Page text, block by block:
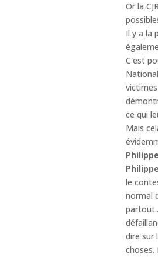
Or la
Il y a la
C'est
ce qui
Mais
le
normal
dire sur
choses.